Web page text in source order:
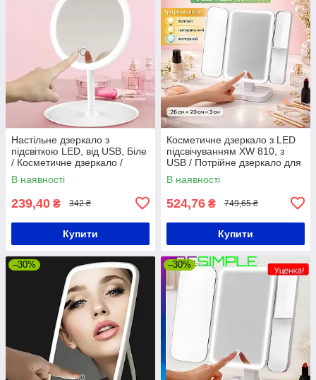
Настільне дзеркало з
підсвіткою LED, від USB, Біле
/ Косметичне дзеркало /
Дзеркало для макіяжу
В наявності
239,40 ₴ 342 ₴
Купити
Косметичне дзеркало з LED
підсвічуванням XW 810, з
USB / Потрійне дзеркало для
макіяжу/ Настільне дзеркало /
Сенсорне дзеркало
В наявності
524,76 ₴ 749,65 ₴
Купити
–30% –30%